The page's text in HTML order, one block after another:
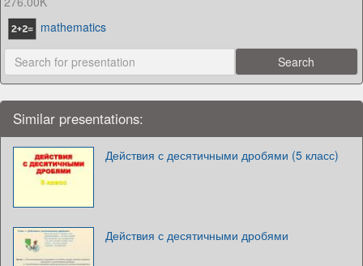
mathematics
Similar presentations:
Действия с десятичными дробями (5 класс)
Действия с десятичными дробями